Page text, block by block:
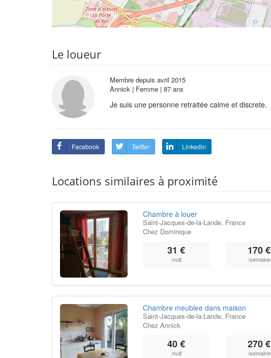
Le loueur
Membre depuis avril 2015
Annick | Femme | 87 ans
Je suis une personne retraitée calme et discrete.
Facebook Twitter Linkedin
Locations similaires à proximité
Chambre à louer
Saint-Jacques-de-la-Lande, France
Chez Dominique
31 €
/nuit
170 €
/semaine
Chambre meublee dans maison
Saint-Jacques-de-la-Lande, France
Chez Annick
40 €
/nuit
270 €
/semaine